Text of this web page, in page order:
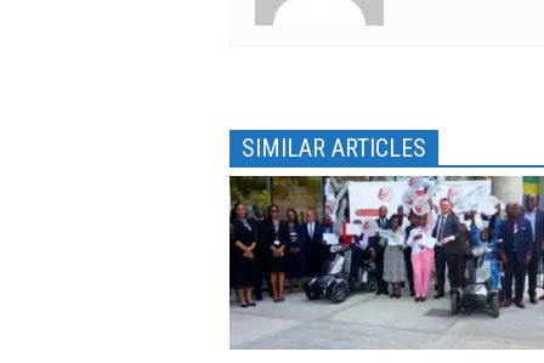
u
e
n
ê
t
r
e
f
e
n
ê
t
r
e
)
SIMILAR ARTICLES